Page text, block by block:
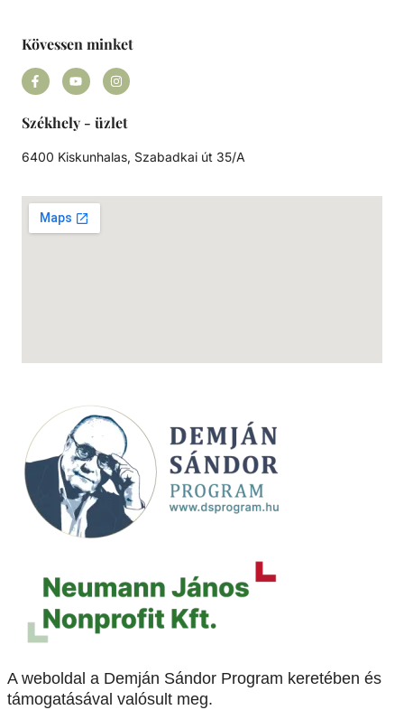
Kövessen minket
Székhely - üzlet
6400 Kiskunhalas, Szabadkai út 35/A
A weboldal a Demján Sándor Program keretében és
támogatásával valósult meg.